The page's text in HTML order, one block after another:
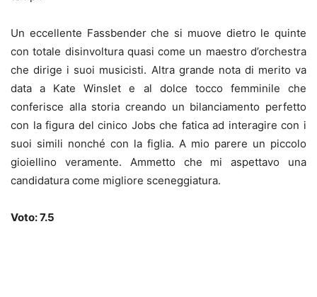
Un eccellente Fassbender che si muove dietro le quinte
con totale disinvoltura quasi come un maestro d’orchestra
che dirige i suoi musicisti. Altra grande nota di merito va
data a Kate Winslet e al dolce tocco femminile che
conferisce alla storia creando un bilanciamento perfetto
con la figura del cinico Jobs che fatica ad interagire con i
suoi simili nonché con la figlia. A mio parere un piccolo
gioiellino veramente. Ammetto che mi aspettavo una
candidatura come migliore sceneggiatura.
Voto: 7.5